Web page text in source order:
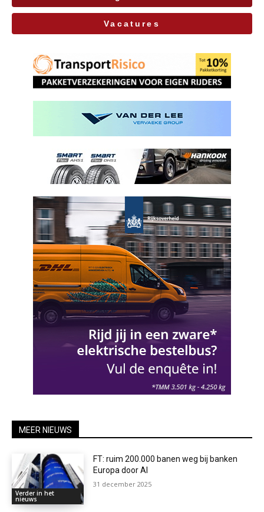
Vacatures
MEER NIEUWS
Verder in het
nieuws
FT: ruim 200.000 banen weg bij banken
Europa door AI
31 december 2025